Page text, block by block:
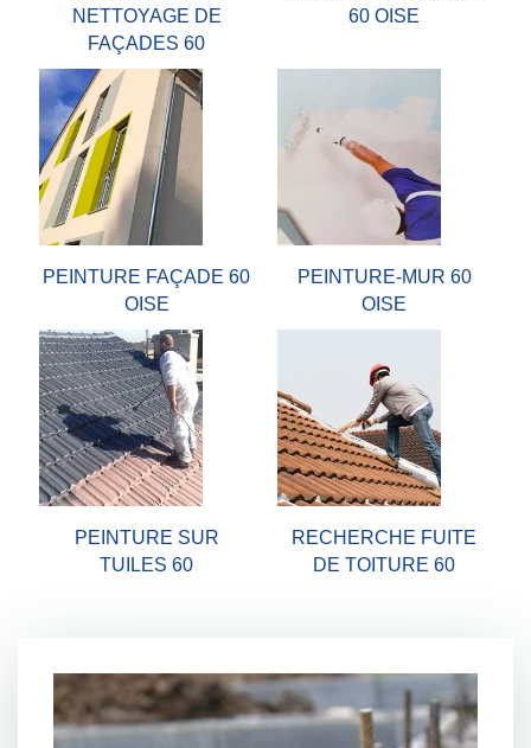
NETTOYAGE DE
FAÇADES 60
60 OISE
PEINTURE FAÇADE 60
OISE
PEINTURE-MUR 60
OISE
PEINTURE SUR
TUILES 60
RECHERCHE FUITE
DE TOITURE 60